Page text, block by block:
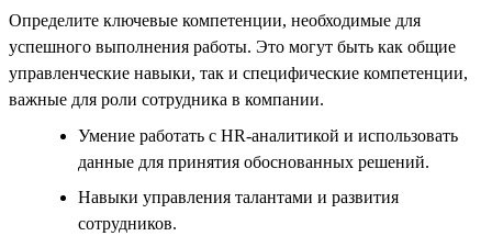
Определите ключевые компетенции, необходимые для
успешного выполнения работы. Это могут быть как общие
управленческие навыки, так и специфические компетенции,
важные для роли сотрудника в компании.
Умение работать с HR-аналитикой и использовать
данные для принятия обоснованных решений.
Навыки управления талантами и развития
сотрудников.